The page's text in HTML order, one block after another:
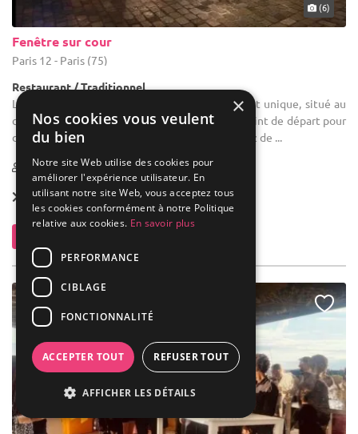
(6)
Fenêtre sur cour
Paris 12 - Paris (75)
Restaurant / Traditionnel
Location de salle : Explorez notre établissement unique, situé au
cœur de la zone piétonnière Gabriel Lamé, le point de départ pour
découvrir l'emblématique Bercy Village. Profitez de ...
10-150
Location dès2 500 €
×
Nos cookies vous veulent
du bien
Notre site Web utilise des cookies pour
améliorer l'expérience utilisateur. En
utilisant notre site Web, vous acceptez tous
les cookies conformément à notre Politique
relative aux cookies. En savoir plus
PERFORMANCE
CIBLAGE
FONCTIONNALITÉ
ACCEPTER TOUT REFUSER TOUT
AFFICHER LES DÉTAILS